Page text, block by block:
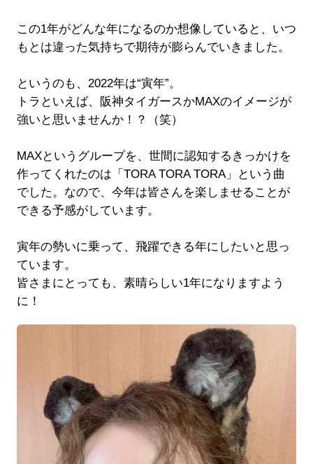
この1年がどんな年になるのか想像していると、いつ
もとは違った気持ちで期待が膨らんでいきました。
というのも、2022年は“寅年”。
トラといえば、阪神タイガースかMAXのイメージが
強いと思いませんか！？（笑）
MAXというグループを、世間に認知するきっかけを
作ってくれたのは「TORA TORA TORA」という曲
でした。なので、今年は皆さんを楽しませることが
できる予感がしています。
寅年の勢いに乗って、飛躍できる年にしたいと思っ
ています。
皆さまにとっても、素晴らしい1年になりますよう
に！